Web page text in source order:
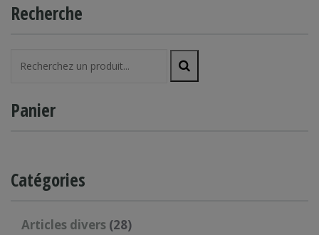
Recherche
Panier
Catégories
Articles divers (28)